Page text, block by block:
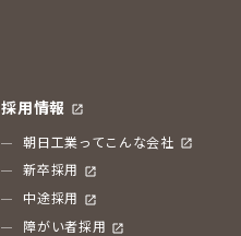
採用情報
朝日工業ってこんな会社
新卒採用
中途採用
障がい者採用